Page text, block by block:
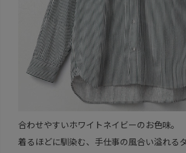
合わせやすいホワイトネイビーのお色味。
着るほどに馴染む、手仕事の風合い溢れる